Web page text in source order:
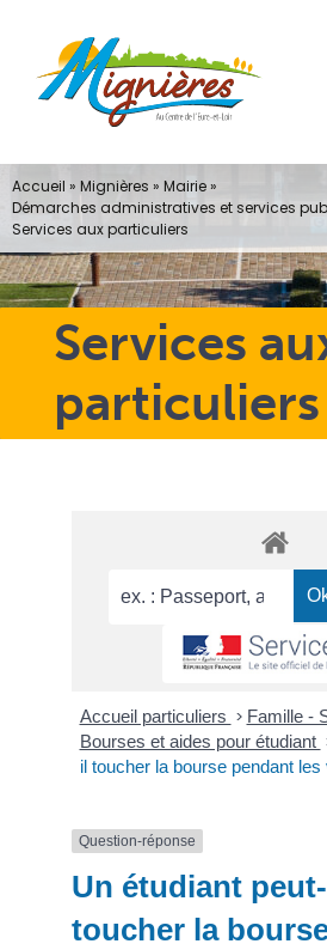
contenu
Services
particuliers
Accueil » Mignières » Mairie»
Démarches administratives et services
Services aux particuliers
Accueil particuliers > Famille -
Bourses et aides pour étudiant
il toucher la bourse pendant
Question-réponse
Un étudiant
toucher la